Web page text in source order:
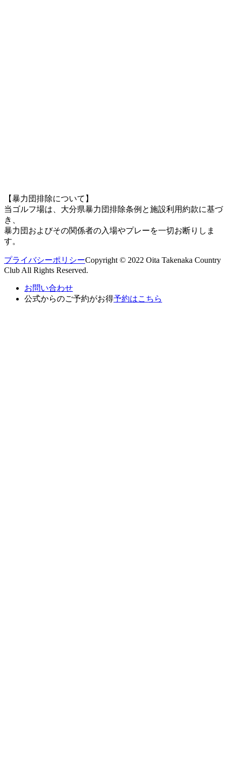
【暴力団排除について】
当ゴルフ場は、大分県暴力団排除条例と施設利用約款に基づ
き、
暴力団およびその関係者の入場やプレーを一切お断りしま
す。
プライバシーポリシーCopyright © 2022 Oita Takenaka Country
Club All Rights Reserved.
お問い合わせ
公式からのご予約がお得予約はこちら